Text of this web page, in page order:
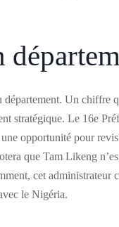
département. Un
stratégique. Le 16e
opportunité pour
que Tam Likeng
cet
le Nigéria.